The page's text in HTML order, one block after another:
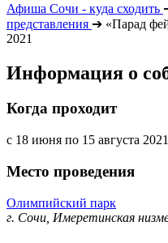
Афиша Сочи - куда сходить
представления ➔ «Парад
2021
Информация о
Когда проходит
с 18 июня по 15 августа
Место проведения
Олимпийский парк
г. Сочи, Имеретинская